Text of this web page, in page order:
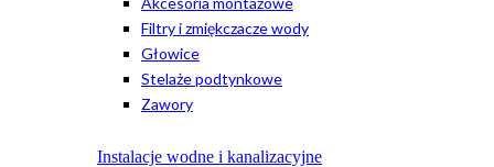
Filtry i zmiękczacze wody
Głowice
Stelaże podtynkowe
Zawory
Instalacje wodne i kanalizacyjne